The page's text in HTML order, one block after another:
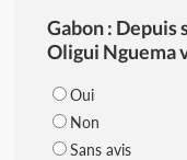
Gabon : Depuis
Oligui Nguema
Oui
Non
Sans avis